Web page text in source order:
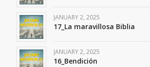
JANUARY 2, 2025
17_La maravillosa Biblia
JANUARY 2, 2025
16_Bendición